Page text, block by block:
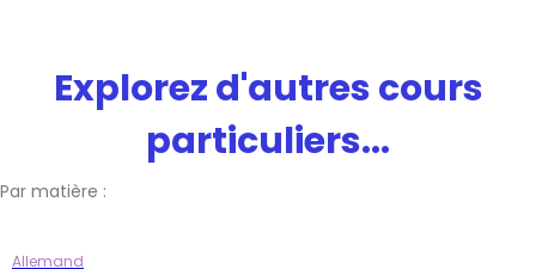
Explorez d'autres cours
particuliers...
Par matière :
Allemand